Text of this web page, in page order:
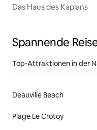
Das Haus des Kaplans
Spannende
Top-Attraktionen in der
Deauville Beach
Plage Le Crotoy